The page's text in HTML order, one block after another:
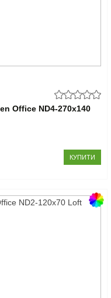
Office ND4-270x140
КУПИТИ